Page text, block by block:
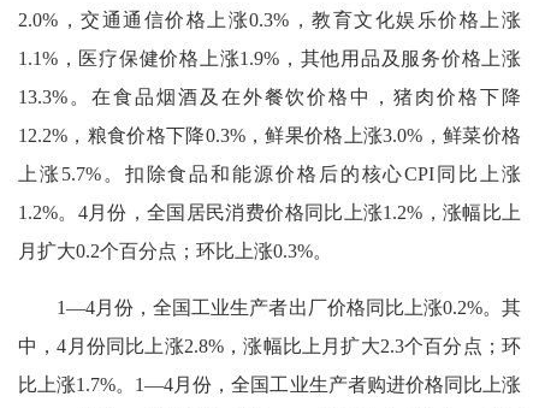
2.0%，交通通信价格上涨0.3%，教育文化娱乐价格上涨
1.1%，医疗保健价格上涨1.9%，其他用品及服务价格上涨
13.3%。在食品烟酒及在外餐饮价格中，猪肉价格下降
12.2%，粮食价格下降0.3%，鲜果价格上涨3.0%，鲜菜价格
上涨5.7%。扣除食品和能源价格后的核心CPI同比上涨
1.2%。4月份，全国居民消费价格同比上涨1.2%，涨幅比上
月扩大0.2个百分点；环比上涨0.3%。
1—4月份，全国工业生产者出厂价格同比上涨0.2%。其
中，4月份同比上涨2.8%，涨幅比上月扩大2.3个百分点；环
比上涨1.7%。1—4月份，全国工业生产者购进价格同比上涨